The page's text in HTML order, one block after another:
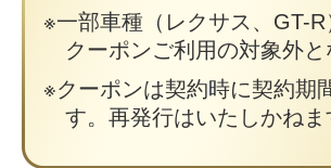
一部車種（レクサス、GT-
クーポンご利用の対象外と
クーポンは契約時に契約期
す。再発行はいたしかね